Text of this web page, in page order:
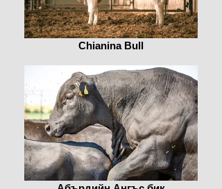
Chianina Bull